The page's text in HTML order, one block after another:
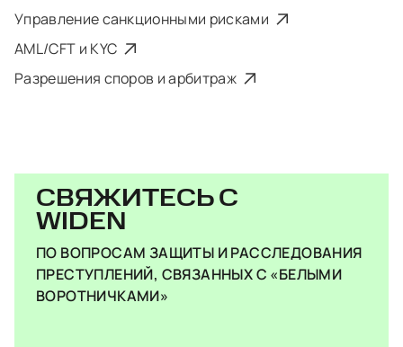
Управление санкционными рисками
AML/CFT и KYC
Разрешения споров и арбитраж
СВЯЖИТЕСЬ С
WIDEN
ПО ВОПРОСАМ ЗАЩИТЫ И РАССЛЕДОВАНИЯ
ПРЕСТУПЛЕНИЙ, СВЯЗАННЫХ С «БЕЛЫМИ
ВОРОТНИЧКАМИ»